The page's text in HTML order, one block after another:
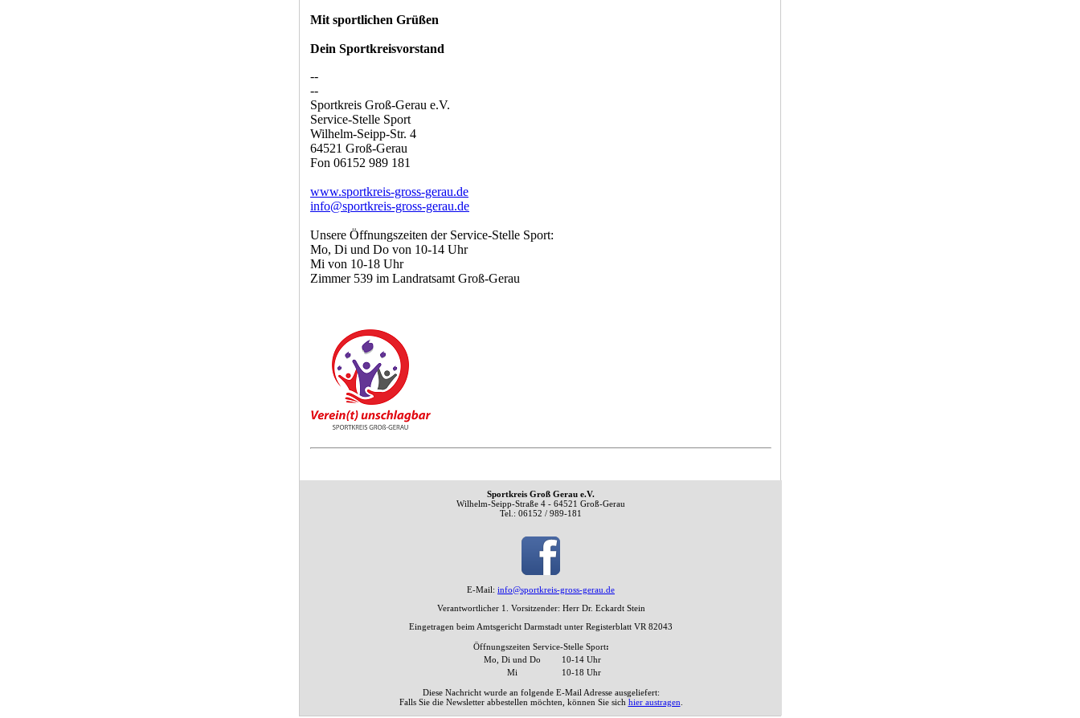
Mit sportlichen Grüßen
Dein Sportkreisvorstand
--
--
Sportkreis Groß-Gerau e.V.
Service-Stelle Sport
Wilhelm-Seipp-Str. 4
64521 Groß-Gerau
Fon 06152 989 181
www.sportkreis-gross-gerau.de
info@sportkreis-gross-gerau.de
Unsere Öffnungszeiten der Service-Stelle Sport:
Mo, Di und Do von 10-14 Uhr
Mi von 10-18 Uhr
Zimmer 539 im Landratsamt Groß-Gerau
Sportkreis Groß Gerau e.V.
Wilhelm-Seipp-Straße 4 - 64521 Groß-Gerau
Tel.: 06152 / 989-181
E-Mail: info@sportkreis-gross-gerau.de
Verantwortlicher 1. Vorsitzender: Herr Dr. Eckardt Stein
Eingetragen beim Amtsgericht Darmstadt unter Registerblatt VR 82043
Öffnungszeiten Service-Stelle Sport:
Mo, Di und Do
10-14 Uhr
Mi
10-18 Uhr
Diese Nachricht wurde an folgende E-Mail Adresse ausgeliefert:
Falls Sie die Newsletter abbestellen möchten, können Sie sich hier austragen